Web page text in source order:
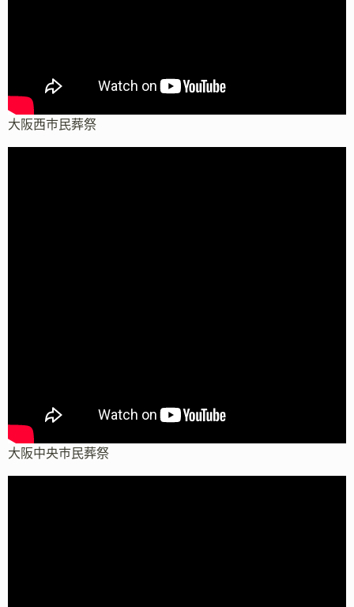
大阪西市民葬祭
大阪中央市民葬祭